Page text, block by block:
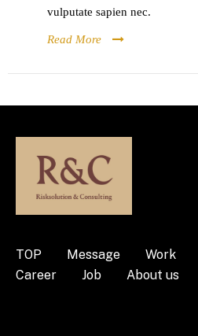
vulputate sapien nec.
Read More
TOP Message Work
Career
Job About us